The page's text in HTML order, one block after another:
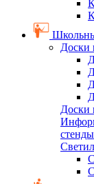
Доски
Доски
стенды